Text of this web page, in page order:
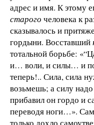
адрес и имя. К этому
старого человека к
сказывалось и
гордыни. Восставший
тотальной борьбе:
и… воли, и силы… и
теперь!.. Сила, сила
возьмешь; а силу
прибавил он гордо и
переводя ноги…».